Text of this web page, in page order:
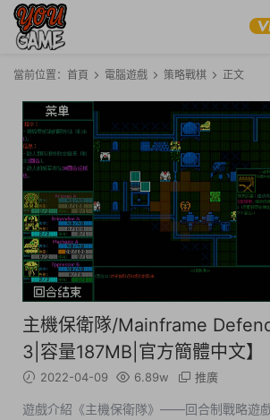
當前位置： 首頁 電腦遊戲 策略戰棋 正文
主機保衛隊/Mainframe
3|容量187MB|官方簡體中文】
2022-04-09 6.89w 推廣
遊戲介紹《主機保衛隊》——回合制戰略遊